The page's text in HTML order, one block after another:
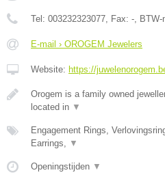
Tel: 003232323077, Fax: -, BTW-
E-mail › OROGEM Jewelers
Website: https://
Orogem is a family owned
located in ▼
Engagement Rings,
Earrings, ▼
Openingstijden ▼